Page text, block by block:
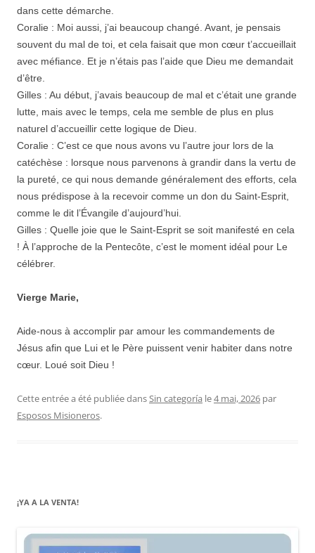
dans cette démarche.
Coralie : Moi aussi, j’ai beaucoup changé. Avant, je pensais
souvent du mal de toi, et cela faisait que mon cœur t’accueillait
avec méfiance. Et je n’étais pas l’aide que Dieu me demandait
d’être.
Gilles : Au début, j’avais beaucoup de mal et c’était une grande
lutte, mais avec le temps, cela me semble de plus en plus
naturel d’accueillir cette logique de Dieu.
Coralie : C’est ce que nous avons vu l’autre jour lors de la
catéchèse : lorsque nous parvenons à grandir dans la vertu de
la pureté, ce qui nous demande généralement des efforts, cela
nous prédispose à la recevoir comme un don du Saint-Esprit,
comme le dit l’Évangile d’aujourd’hui.
Gilles : Quelle joie que le Saint-Esprit se soit manifesté en cela
! À l’approche de la Pentecôte, c’est le moment idéal pour Le
célébrer.
Vierge Marie,
Aide-nous à accomplir par amour les commandements de
Jésus afin que Lui et le Père puissent venir habiter dans notre
cœur. Loué soit Dieu !
Cette entrée a été publiée dansSin categoría le4 mai, 2026 par
Esposos Misioneros.
¡YA A LA VENTA!